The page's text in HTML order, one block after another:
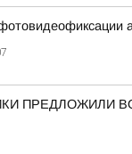
ПРЕДЛОЖИЛИ